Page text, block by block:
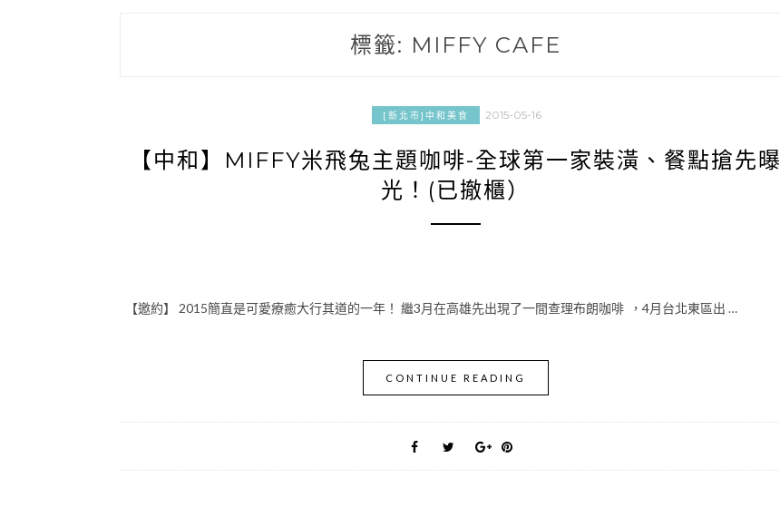
標籤: MIFFY CAFE
[新北市]中和美食 2015-05-16
【中和】MIFFY米飛兔主題咖啡-全球第一家裝潢、餐點搶先曝
光！(已撤櫃）
【邀約】 2015簡直是可愛療癒大行其道的一年！ 繼3月在高雄先出現了一間查理布朗咖啡 ，4月台北東區出 …
CONTINUE READING